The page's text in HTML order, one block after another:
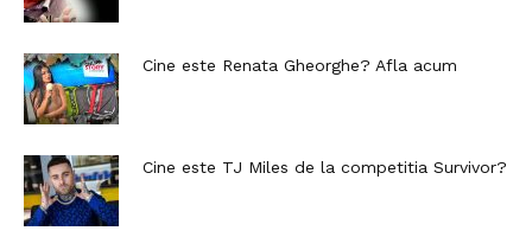
Cine este Renata Gheorghe? Afla acum
Cine este TJ Miles de la competitia Survivor?